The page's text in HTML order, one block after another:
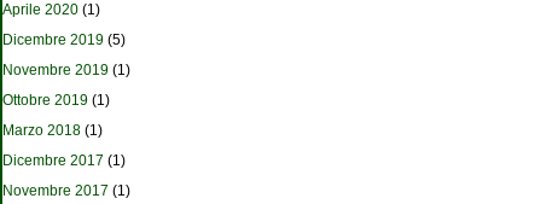
Aprile 2020 (1)
Dicembre 2019 (5)
Novembre 2019 (1)
Ottobre 2019 (1)
Marzo 2018 (1)
Dicembre 2017 (1)
Novembre 2017 (1)